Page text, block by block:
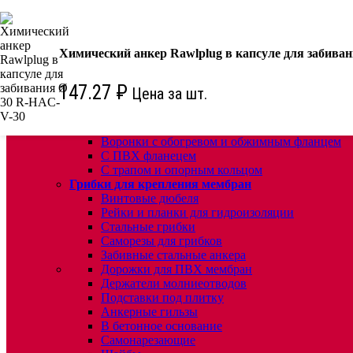
КРЕПЕЖ:
Водосточные воронки
Ремонтные кровельные воронки
Кровельные воронки с листвоуловителем
Воронки с обогревом и обжимным фланцем
С ПВХ фланецем
С трапом и опорным кольцом
Грибки для крепления мембран
Винтовые дюбеля
Рейки и планки для гидроизоляции
Стальные грибки
Саморезы для грибков
Забивные стальные анкера
Дорожки для ПВХ мембран
Держатели молниеотводов
Подставки под плитку
Анкерные гильзы
В бетонное основание
Самонарезающие
Химический анкер Rawlplug в капсуле для
147.27 ₽ Цена за шт.